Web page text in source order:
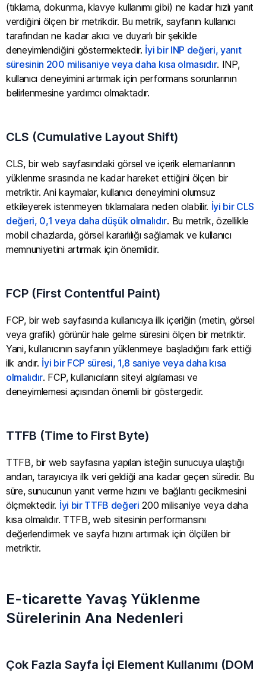
(tıklama, dokunma, klavye kullanımı gibi) ne kadar hızlı yanıt
verdiğini ölçen bir metrikdir. Bu metrik, sayfanın kullanıcı
tarafından ne kadar akıcı ve duyarlı bir şekilde
deneyimlendiğini göstermektedir. İyi bir INP değeri, yanıt
süresinin 200 milisaniye veya daha kısa olmasıdır. INP,
kullanıcı deneyimini artırmak için performans sorunlarının
belirlenmesine yardımcı olmaktadır.
CLS (Cumulative Layout Shift)
CLS, bir web sayfasındaki görsel ve içerik elemanlarının
yüklenme sırasında ne kadar hareket ettiğini ölçen bir
metriktir. Ani kaymalar, kullanıcı deneyimini olumsuz
etkileyerek istenmeyen tıklamalara neden olabilir. İyi bir CLS
değeri, 0,1 veya daha düşük olmalıdır. Bu metrik, özellikle
mobil cihazlarda, görsel kararlılığı sağlamak ve kullanıcı
memnuniyetini artırmak için önemlidir.
FCP (First Contentful Paint)
FCP, bir web sayfasında kullanıcıya ilk içeriğin (metin, görsel
veya grafik) görünür hale gelme süresini ölçen bir metriktir.
Yani, kullanıcının sayfanın yüklenmeye başladığını fark ettiği
ilk andır. İyi bir FCP süresi, 1,8 saniye veya daha kısa
olmalıdır. FCP, kullanıcıların siteyi algılaması ve
deneyimlemesi açısından önemli bir göstergedir.
TTFB (Time to First Byte)
TTFB, bir web sayfasına yapılan isteğin sunucuya ulaştığı
andan, tarayıcıya ilk veri geldiği ana kadar geçen süredir. Bu
süre, sunucunun yanıt verme hızını ve bağlantı gecikmesini
ölçmektedir. İyi bir TTFB değeri 200 milisaniye veya daha
kısa olmalıdır. TTFB, web sitesinin performansını
değerlendirmek ve sayfa hızını artırmak için ölçülen bir
metriktir.
E-ticarette Yavaş Yüklenme
Sürelerinin Ana Nedenleri
Çok Fazla Sayfa İçi Element Kullanımı (DOM